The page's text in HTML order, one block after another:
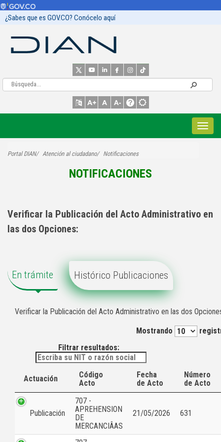
¿Sabes que es GOV.CO? Conócelo aquí
Portal DIAN Atención al ciudadano Notificaciones
NOTIFICACIONES​​​​​​​​​​​​​​​​​
Verificar la Publicación del Acto Administrativo en
las dos Opciones:
En trámite Histórico Publicaciones
Verificar la Publicación del Acto Administrativo en las dos
Mostrando
Filtrar resultados:
Actuación
Código
Acto
Fecha
de Acto
Número
de Acto
Publicación
707 -
APREHENSION
DE
MERCANCIÂAS
21/05/2026 631